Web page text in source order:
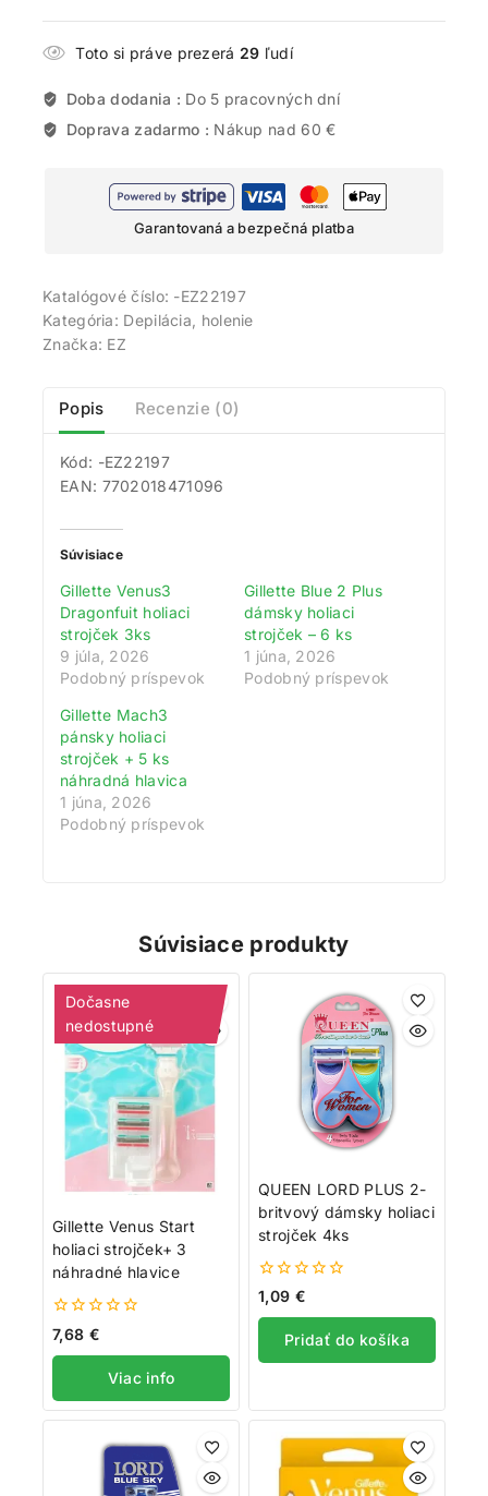
Toto si práve prezerá 29 ľudí
Doba dodania : Do 5 pracovných dní
Doprava zadarmo : Nákup nad 60 €
Garantovaná a bezpečná platba
Katalógové číslo: -EZ22197
Kategória: Depilácia, holenie
Značka: EZ
Popis Recenzie (0)
Kód: -EZ22197
EAN: 7702018471096
Súvisiace
Gillette Venus3
Dragonfuit holiaci
strojček 3ks
9 júla, 2026
Podobný príspevok
Gillette Blue 2 Plus
dámsky holiaci
strojček – 6 ks
1 júna, 2026
Podobný príspevok
Gillette Mach3
pánsky holiaci
strojček + 5 ks
náhradná hlavica
1 júna, 2026
Podobný príspevok
Súvisiace produkty
Dočasne
nedostupné
Gillette Venus Start
holiaci strojček+ 3
náhradné hlavice
0
z
5
7,68 €
Viac info
QUEEN LORD PLUS 2-
britvový dámsky holiaci
strojček 4ks
0
5
1,09 €
Pridať do košíka